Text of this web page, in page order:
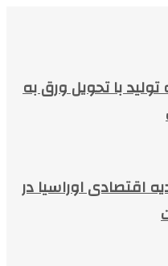
با تحویل ورق به
اقتصادی اوراسیا در